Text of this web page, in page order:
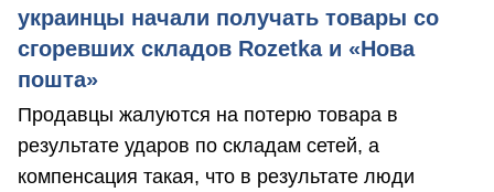
украинцы начали получать товары со
сгоревших складов Rozetka и «Нова
пошта»
Продавцы жалуются на потерю товара в
результате ударов по складам сетей, а
компенсация такая, что в результате люди